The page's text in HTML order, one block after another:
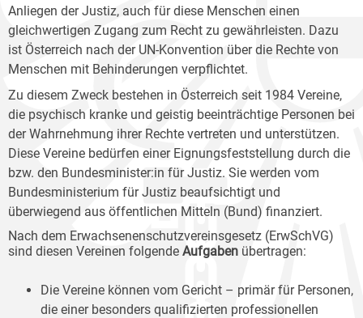
Anliegen der Justiz, auch für diese Menschen einen
gleichwertigen Zugang zum Recht zu gewährleisten. Dazu
ist Österreich nach der UN-Konvention über die Rechte von
Menschen mit Behinderungen verpflichtet.
Zu diesem Zweck bestehen in Österreich seit 1984 Vereine,
die psychisch kranke und geistig beeinträchtige Personen bei
der Wahrnehmung ihrer Rechte vertreten und unterstützen.
Diese Vereine bedürfen einer Eignungsfeststellung durch die
bzw. den Bundesminister:in für Justiz. Sie werden vom
Bundesministerium für Justiz beaufsichtigt und
überwiegend aus öffentlichen Mitteln (Bund) finanziert.
Nach dem Erwachsenenschutzvereinsgesetz (ErwSchVG)
sind diesen Vereinen folgende Aufgaben übertragen:
Die Vereine können vom Gericht – primär für Personen,
die einer besonders qualifizierten professionellen